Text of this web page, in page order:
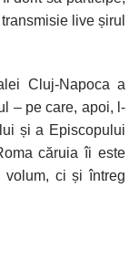
live șirul
Cluj-Napoca a
– pe care, apoi, l-
și a Episcopului
căruia îi este
volum, ci și întreg